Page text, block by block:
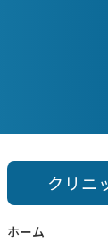
クリニ
ホーム